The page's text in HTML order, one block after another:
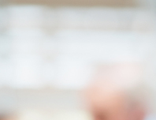
Tire aqui todas as
Fiscais em